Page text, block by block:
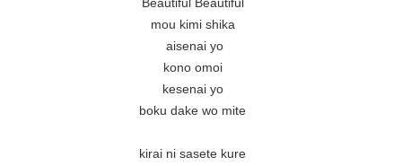
mou kimi shika
aisenai yo
kono omoi
kesenai yo
boku dake wo mite
kirai ni sasete kure